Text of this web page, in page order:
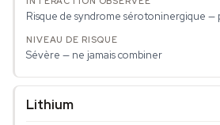
Risque de syndrome sérotoninergique
Sévère — ne jamais combiner
Lithium